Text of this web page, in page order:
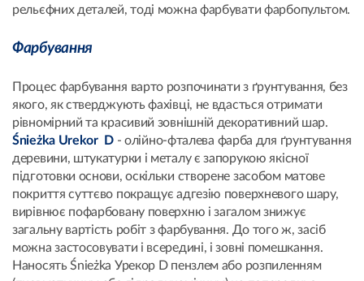
рельєфних деталей, тоді можна фарбувати фарбопультом.
Фарбування
Процес фарбування варто розпочинати з ґрунтування, без
якого, як стверджують фахівці, не вдасться отримати
рівномірний та красивий зовнішній декоративний шар.
Śnieżka Urekor D- олійно-фталева фарба для ґрунтування
деревини, штукатурки і металу є запорукою якісної
підготовки основи, оскільки створене засобом матове
покриття суттєво покращує адгезію поверхневого шару,
вирівнює пофарбовану поверхню і загалом знижує
загальну вартість робіт з фарбування. До того ж, засіб
можна застосовувати і всередині, і зовні помешкання.
Наносять Śnieżka Урекор D пензлем або розпиленням